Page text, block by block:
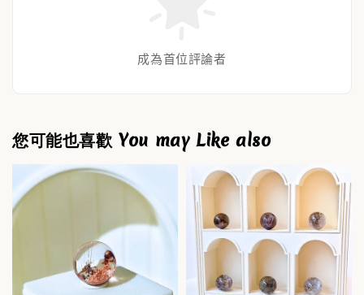
成為首位評論者
您可能也喜歡 You may Like also